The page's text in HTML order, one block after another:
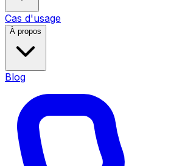
Cas d'usage
À propos
Blog